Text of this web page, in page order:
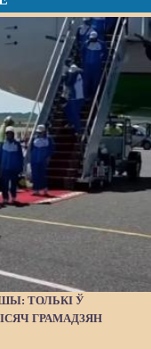
ТОЛЬКІ Ў
ГРАМАДЗЯН